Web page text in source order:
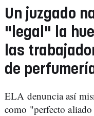
Un juzgado
"legal" la
las
de
ELA denuncia así
como "perfecto